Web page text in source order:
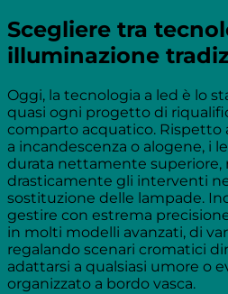
Scegliere tra
illuminazione
Oggi, la tecnologia a led è lo
quasi ogni progetto di
comparto acquatico. Rispetto
a incandescenza o alogene, i
durata nettamente superiore,
drasticamente gli interventi
sostituzione delle lampade.
gestire con estrema
in molti modelli avanzati, di
regalando scenari cromatici
adattarsi a qualsiasi umore o
organizzato a bordo vasca.